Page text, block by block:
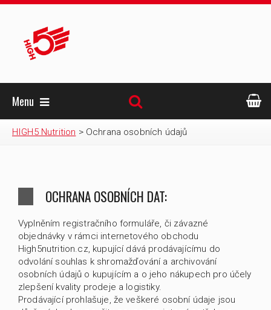
Menu
HIGH5 Nutrition > Ochrana osobních údajů
OCHRANA OSOBNÍCH DAT:
Vyplněním registračního formuláře, či závazné
objednávky v rámci internetového obchodu
High5nutrition.cz, kupující dává prodávajícímu do
odvolání souhlas k shromažďování a archivování
osobních údajů o kupujícím a o jeho nákupech pro účely
zlepšení kvality prodeje a logistiky.
Prodávající prohlašuje, že veškeré osobní údaje jsou